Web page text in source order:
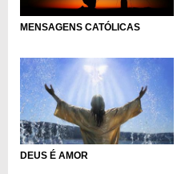
MENSAGENS CATÓLICAS
DEUS É AMOR